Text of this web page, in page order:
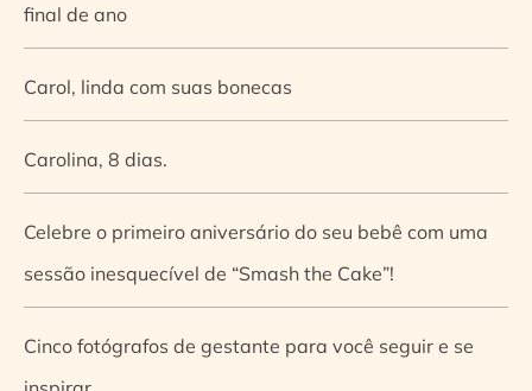
final de ano
Carol, linda com suas bonecas
Carolina, 8 dias.
Celebre o primeiro aniversário do seu bebê com uma
sessão inesquecível de “Smash the Cake”!
Cinco fotógrafos de gestante para você seguir e se